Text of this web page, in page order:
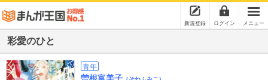
新規登録 ログイン メニュー
彩愛のひと
青年